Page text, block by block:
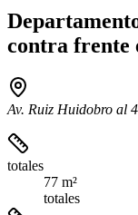
contra frente
Av. Ruiz Huidobro al
totales
77 m²
totales